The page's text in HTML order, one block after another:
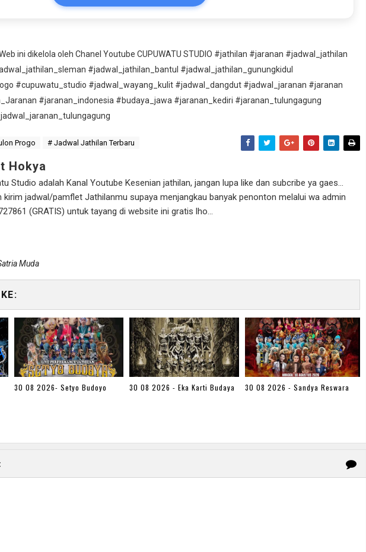
ini dikelola oleh Chanel Youtube CUPUWATU STUDIO #jathilan #jaranan #jadwal_jathilan
#jadwal_jathilan_bantul #jadwal_jathilan_gunungkidul
#cupuwatu_studio #jadwal_wayang_kulit #jadwal_dangdut #jadwal_jaranan #jaranan
#jaranan_indonesia #budaya_jawa #jaranan_kediri #jaranan_tulungagung
Progo # Jadwal Jathilan Terbaru
Hokya
Studio adalah Kanal Youtube Kesenian jathilan, jangan lupa like dan subcribe ya gaes...
kirim jadwal/pamflet Jathilanmu supaya menjangkau banyak penonton melalui wa admin
(GRATIS) untuk tayang di website ini gratis lho...
Muda
30 08 2026- Setyo Budoyo 30 08 2026 - Eka Karti Budaya 30 08 2026 - Sandya Reswara